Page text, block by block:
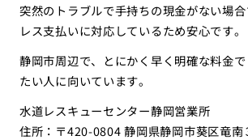
突然のトラブルで手持ちの現金がない場
レス支払いに対応しているため安心です。
静岡市周辺で、とにかく早く明確な料金
たい人に向いています。
水道レスキューセンター静岡営業所
住所：〒420-0804 静岡県静岡市葵区竜南